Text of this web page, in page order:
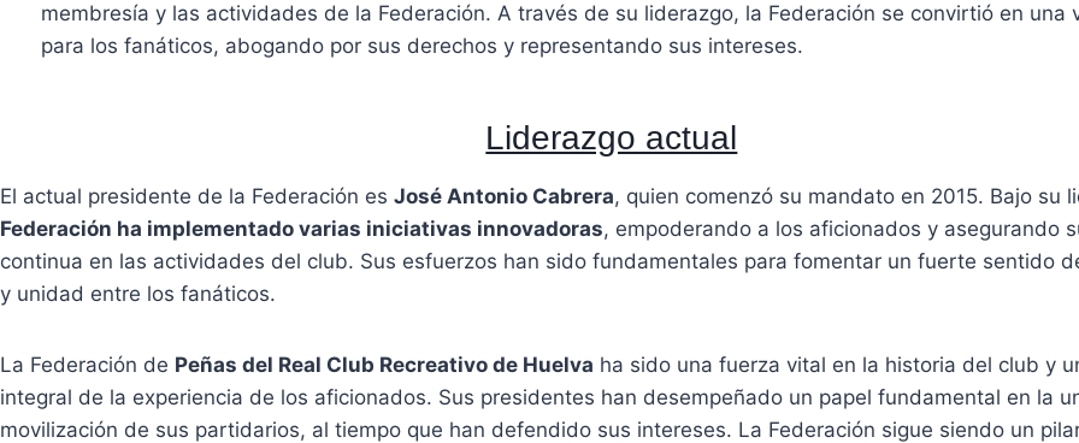
membresía y las actividades de la Federación. A través de su liderazgo, la Federación se convirtió en una
para los fanáticos, abogando por sus derechos y representando sus intereses.
Liderazgo actual
El actual presidente de la Federación es José Antonio Cabrera, quien comenzó su mandato en 2015. Bajo su
Federación ha implementado varias iniciativas innovadoras, empoderando a los aficionados y asegurando
continua en las actividades del club. Sus esfuerzos han sido fundamentales para fomentar un fuerte sentido
y unidad entre los fanáticos.
La Federación de Peñas del Real Club Recreativo de Huelva ha sido una fuerza vital en la historia del club y
integral de la experiencia de los aficionados. Sus presidentes han desempeñado un papel fundamental en la
movilización de sus partidarios, al tiempo que han defendido sus intereses. La Federación sigue siendo un